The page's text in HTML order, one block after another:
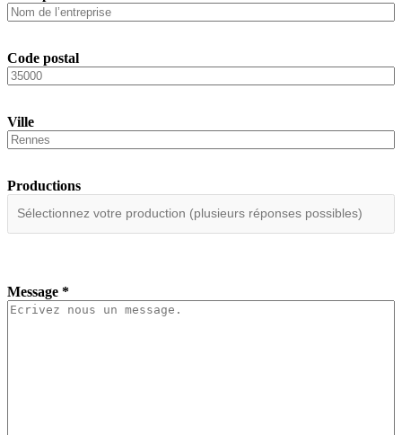
Code postal
Ville
Productions
Message *